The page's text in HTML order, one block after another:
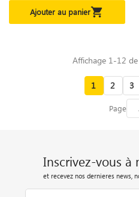
Ajouter au panier
Affichage 1-12
1 2 3
Page
Inscrivez-vous à
et recevez nos dernieres news,